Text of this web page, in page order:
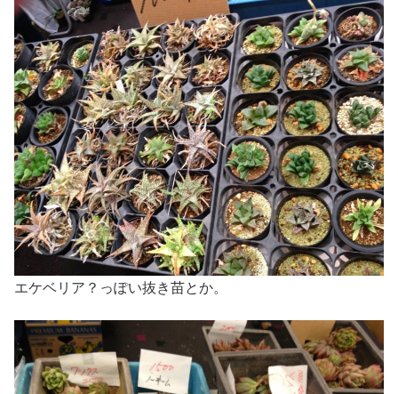
エケベリア？っぽい抜き苗とか。